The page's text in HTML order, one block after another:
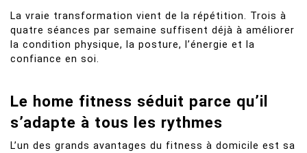
La vraie transformation vient de la répétition. Trois à
quatre séances par semaine suffisent déjà à améliorer
la condition physique, la posture, l’énergie et la
confiance en soi.
Le home fitness séduit parce qu’il
s’adapte à tous les rythmes
L’un des grands avantages du fitness à domicile est sa